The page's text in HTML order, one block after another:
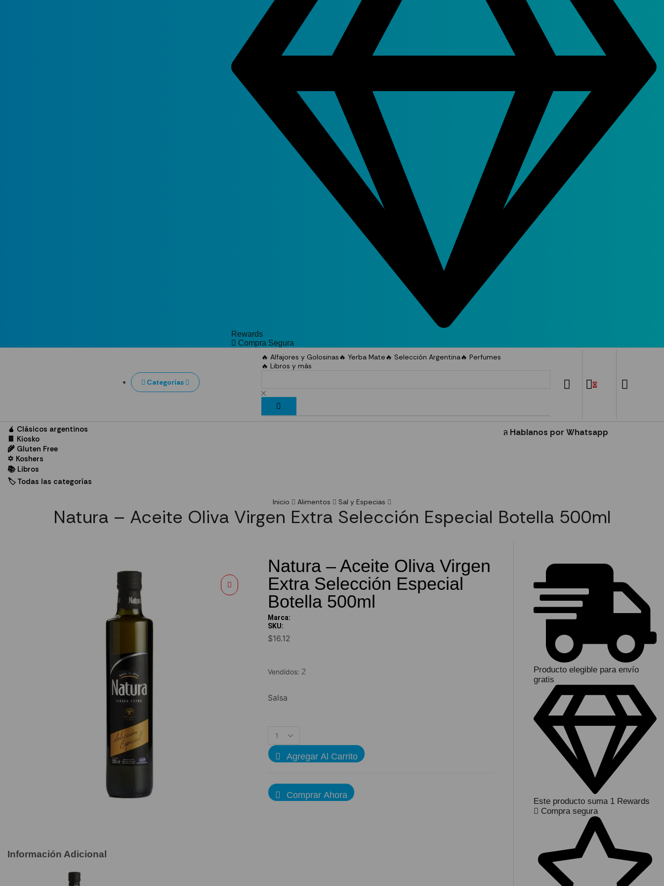
Rewards
Compra Segura
Categorías
🔥 Alfajores y Golosinas🔥 Yerba Mate🔥 Selección Argentina🔥 Perfumes
🔥 Libros y más
0
🧉 Clásicos argentinos
🍫 Kiosko
🌾 Gluten Free
✡ Koshers
📚 Libros
🏷️ Todas las categorías
Hablanos por Whatsapp
Inicio Alimentos Sal y Especias
Natura – Aceite Oliva Virgen Extra Selección Especial Botella 500ml
Natura – Aceite Oliva Virgen
Extra Selección Especial
Botella 500ml
Marca:
SKU:
$16.12
Vendidos: 2
Salsa
Agregar Al Carrito
Comprar Ahora
Información Adicional
Producto elegible para envío
gratis
Este producto suma 1 Rewards
Compra segura